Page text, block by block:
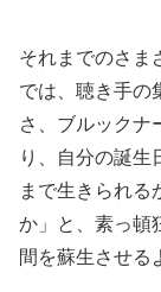
それまでのさま
では、聴き手の
さ、ブルックナ
り、自分の誕生
まで生きられる
か」と、素っ頓
間を蘇生させる